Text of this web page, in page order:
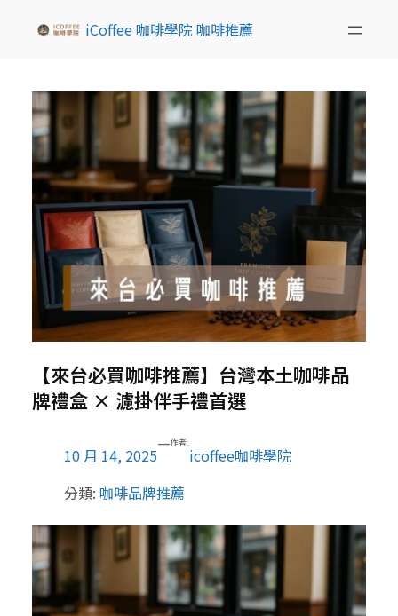
iCoffee 咖啡學院 咖啡推薦
【來台必買咖啡推薦】台灣本土咖啡品
牌禮盒 × 濾掛伴手禮首選
10 月 14, 2025
—作者:
icoffee咖啡學院
分類: 咖啡品牌推薦